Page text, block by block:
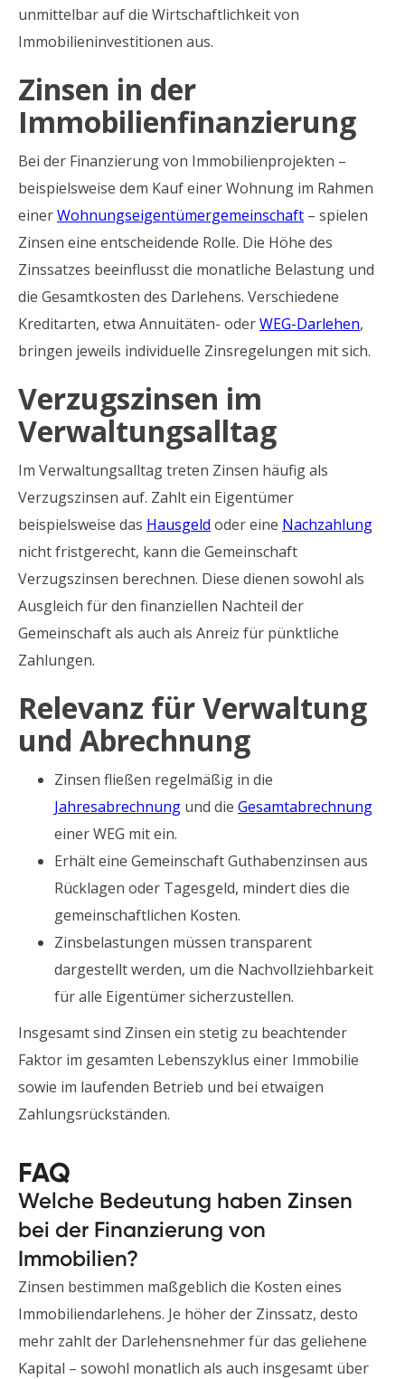
unmittelbar auf die Wirtschaftlichkeit von
Immobilieninvestitionen aus.
Zinsen in der
Immobilienfinanzierung
Bei der Finanzierung von Immobilienprojekten –
beispielsweise dem Kauf einer Wohnung im Rahmen
einerWohnungseigentümergemeinschaft – spielen
Zinsen eine entscheidende Rolle. Die Höhe des
Zinssatzes beeinflusst die monatliche Belastung und
die Gesamtkosten des Darlehens. Verschiedene
Kreditarten, etwa Annuitäten- oderWEG-Darlehen,
bringen jeweils individuelle Zinsregelungen mit sich.
Verzugszinsen im
Verwaltungsalltag
Im Verwaltungsalltag treten Zinsen häufig als
Verzugszinsen auf. Zahlt ein Eigentümer
beispielsweise das Hausgeld oder eine Nachzahlung
nicht fristgerecht, kann die Gemeinschaft
Verzugszinsen berechnen. Diese dienen sowohl als
Ausgleich für den finanziellen Nachteil der
Gemeinschaft als auch als Anreiz für pünktliche
Zahlungen.
Relevanz für Verwaltung
und Abrechnung
Zinsen fließen regelmäßig in die
Jahresabrechnung und die Gesamtabrechnung
einer WEG mit ein.
Erhält eine Gemeinschaft Guthabenzinsen aus
Rücklagen oder Tagesgeld, mindert dies die
gemeinschaftlichen Kosten.
Zinsbelastungen müssen transparent
dargestellt werden, um die Nachvollziehbarkeit
für alle Eigentümer sicherzustellen.
Insgesamt sind Zinsen ein stetig zu beachtender
Faktor im gesamten Lebenszyklus einer Immobilie
sowie im laufenden Betrieb und bei etwaigen
Zahlungsrückständen.
FAQ
Welche Bedeutung haben Zinsen
bei der Finanzierung von
Immobilien?
Zinsen bestimmen maßgeblich die Kosten eines
Immobiliendarlehens. Je höher der Zinssatz, desto
mehr zahlt der Darlehensnehmer für das geliehene
Kapital – sowohl monatlich als auch insgesamt über